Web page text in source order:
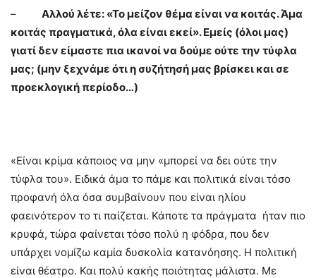
– Αλλού λέτε: «Το μείζον θέμα είναι να κοιτάς. Άμα
κοιτάς πραγματικά, όλα είναι εκεί». Εμείς (όλοι μας)
γιατί δεν είμαστε πια ικανοί να δούμε ούτε την τύφλα
μας; (μην ξεχνάμε ότι η συζήτησή μας βρίσκει και σε
προεκλογική περίοδο…)
«Είναι κρίμα κάποιος να μην «μπορεί να δει ούτε την
τύφλα του». Ειδικά άμα το πάμε και πολιτικά είναι τόσο
προφανή όλα όσα συμβαίνουν που είναι ηλίου
φαεινότερον το τι παίζεται. Κάποτε τα πράγματα ήταν πιο
κρυφά, τώρα φαίνεται τόσο πολύ η φόδρα, που δεν
υπάρχει νομίζω καμία δυσκολία κατανόησης. Η πολιτική
είναι θέατρο. Και πολύ κακής ποιότητας μάλιστα. Με